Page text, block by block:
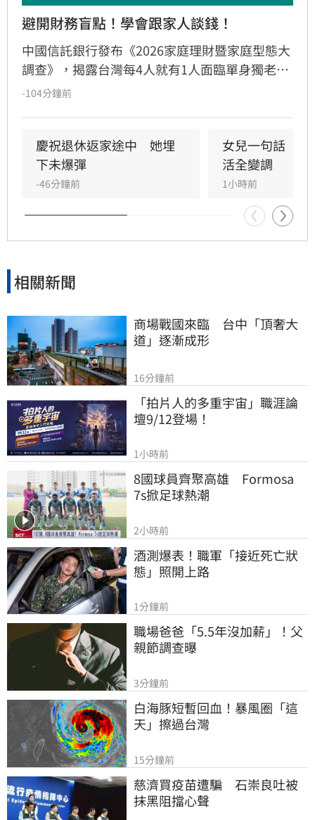
避開財務盲點！學會跟家人談錢！
中國信託銀行發布《2026家庭理財暨家庭型態大
調查》，揭露台灣每4人就有1人面臨單身獨老。
儘管逾七成國人準備退休金，卻因缺乏長照規劃
排財務代理；「已婚有子女」者則出現「重子
女、輕老本」失衡現象。專家提出「TALK」理財
心法，建議民眾透過目標盤點、專款配置、明確
傳承及安養信託等機制，及早建立樂齡財富防禦
網，避免資產傳承糾紛，確保晚年財務自主與安
全，打造穩健的退休生活藍圖。
-104分鐘前
慶祝退休返家途中　她埋
下未爆彈
-46分鐘前
女兒一句話　
活全變調
1小時前
相關新聞
商場戰國來臨　台中「頂奢大
道」逐漸成形
16分鐘前
「拍片人的多重宇宙」職涯論
壇9/12登場！
1小時前
8國球員齊聚高雄　Formosa
7s掀足球熱潮
2小時前
酒測爆表！職軍「接近死亡狀
態」照開上路
1分鐘前
職場爸爸「5.5年沒加薪」！父
親節調查曝
3分鐘前
白海豚短暫回血！暴風圈「這
天」擦過台灣
15分鐘前
慈濟買疫苗遭騙　石崇良吐被
抹黑阻擋心聲